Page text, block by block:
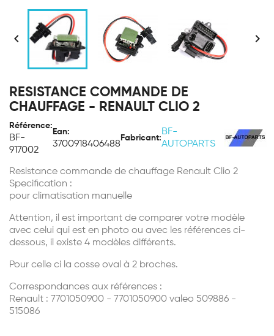
 
RESISTANCE COMMANDE DE
CHAUFFAGE - RENAULT CLIO 2
Référence:
BF-
917002
Ean:
3700918406488
Fabricant:
BF-
AUTOPARTS
Resistance commande de chauffage Renault Clio 2
Specification :
pour climatisation manuelle
Attention, il est important de comparer votre modèle
avec celui qui est en photo ou avec les références ci-
dessous, il existe 4 modèles différents.
Pour celle ci la cosse oval à 2 broches.
Correspondances aux références :
Renault : 7701050900 - 7701050900 valeo 509886 -
515086